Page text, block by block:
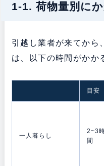
1-1. 荷物量別に
引越し業者が来てから
は、以下の時間がかか
目安
一人暮らし
2~3
間